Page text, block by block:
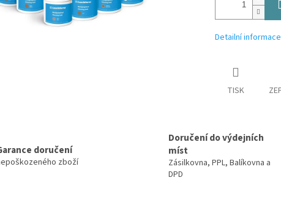
Detailní informace
TISK
doručení
zboží
Doručení do výdejních
míst
Zásilkovna, PPL, Balíkovna a
DPD